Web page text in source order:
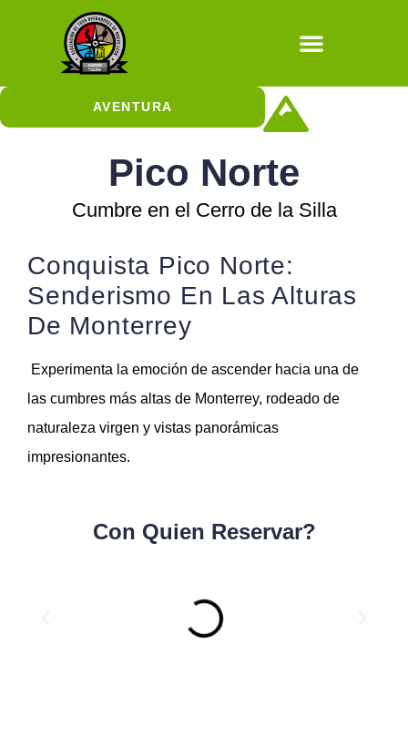
AVENTURA
Pico Norte
Cumbre en el Cerro de la Silla
Conquista Pico Norte:
Senderismo En Las Alturas
De Monterrey
Experimenta la emoción de ascender hacia una de
las cumbres más altas de Monterrey, rodeado de
naturaleza virgen y vistas panorámicas
impresionantes.
Con Quien Reservar?